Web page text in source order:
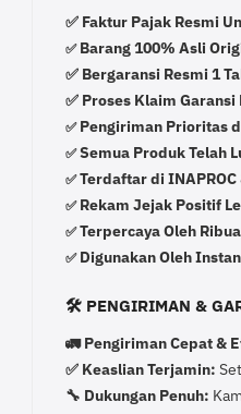
✅ Faktur Pajak Resmi
✅Barang 100% Asli
✅ Bergaransi Resmi 1
✅ Proses Klaim Garansi
✅Pengiriman Prioritas
✅Semua Produk Telah
✅Terdaftar di
✅Rekam Jejak Positif
✅Terpercaya Oleh
✅Digunakan Oleh
🛠️ PENGIRIMAN &
🚛 Pengiriman Cepat &
✅ Keaslian Terjamin:
🔧 Dukungan Penuh: